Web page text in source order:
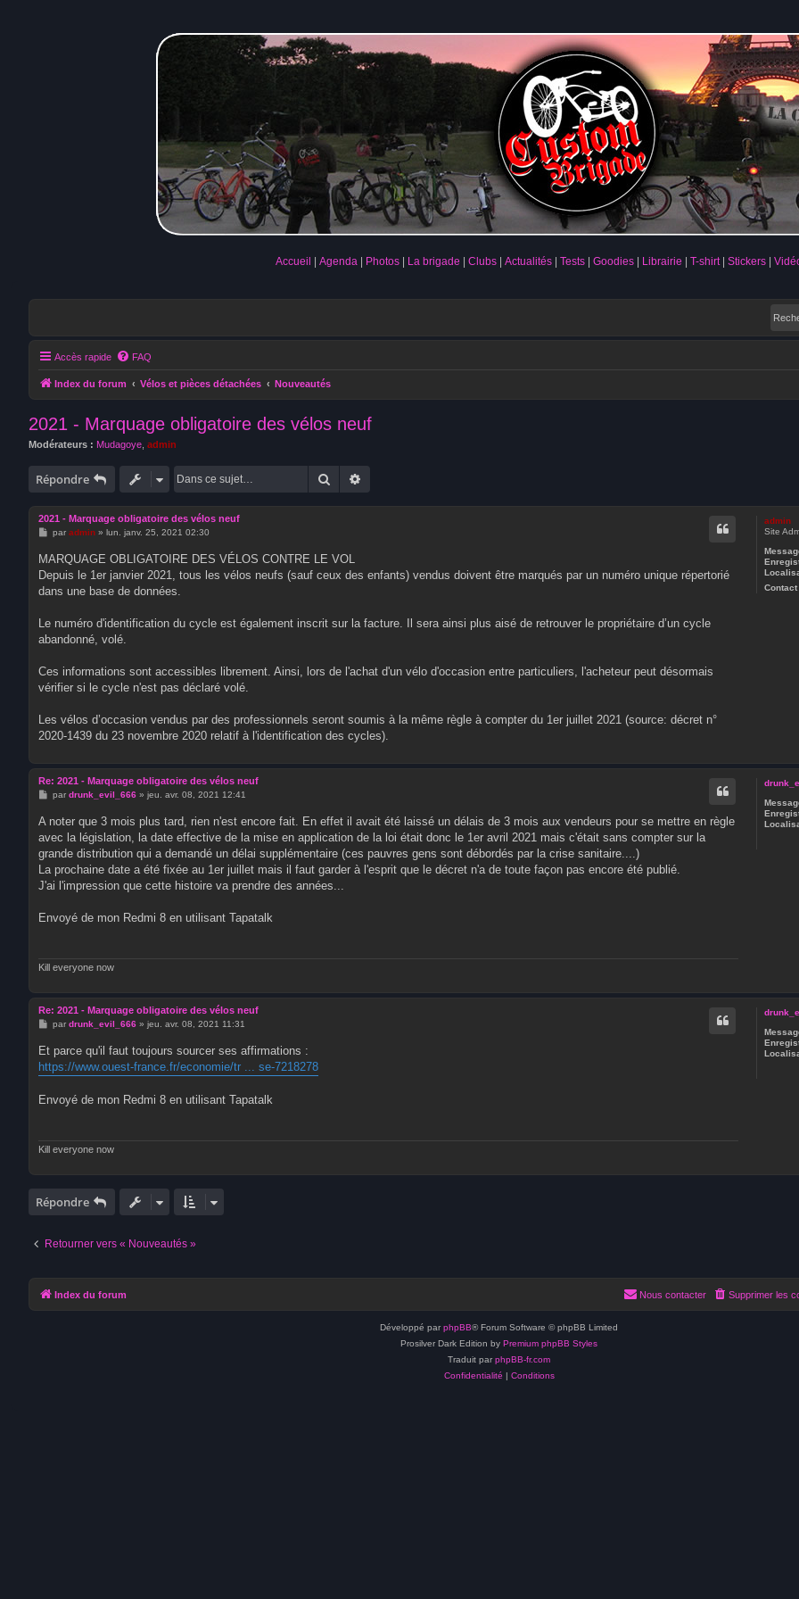
Accueil Agenda Photos La brigade Clubs Actualités Tests Goodies Librairie T-shirt Stickers
Accès rapide FAQ
Index du forum Vélos et pièces détachées Nouveautés
2021 - Marquage obligatoire des vélos neuf
Modérateurs : Mudagoye admin
Répondre Rechercher
admin
Site
Contact
2021 - Marquage obligatoire des vélos neuf
M
s
s
a
g
e
par admin» lun. janv. 25, 2021 02:30
MARQUAGE OBLIGATOIRE DES VÉLOS CONTRE LE VOL
Depuis le 1er janvier 2021, tous les vélos neufs (sauf ceux des enfants) vendus doivent être marqués par un numéro unique répertorié
dans une base de données.
Le numéro d'identification du cycle est également inscrit sur la facture. Il sera ainsi plus aisé de retrouver le propriétaire d’un cycle
abandonné, volé.
Ces informations sont accessibles librement. Ainsi, lors de l'achat d'un vélo d'occasion entre particuliers, l'acheteur peut désormais
vérifier si le cycle n'est pas déclaré volé.
Les vélos d’occasion vendus par des professionnels seront soumis à la même règle à compter du 1er juillet 2021 (source: décret n°
2020-1439 du 23 novembre 2020 relatif à l'identification des cycles).
Re: 2021 - Marquage obligatoire des vélos neuf
M
s
a
e
par drunk_evil_666» jeu. avr. 08, 2021 12:41
A noter que 3 mois plus tard, rien n'est encore fait. En effet il avait été laissé un délais de 3 mois aux vendeurs pour se mettre en règle
avec la législation, la date effective de la mise en application de la loi était donc le 1er avril 2021 mais c'était sans compter sur la
grande distribution qui a demandé un délai supplémentaire (ces pauvres gens sont débordés par la crise sanitaire....)
La prochaine date a été fixée au 1er juillet mais il faut garder à l'esprit que le décret n'a de toute façon pas encore été publié.
J'ai l'impression que cette histoire va prendre des années...
Envoyé de mon Redmi 8 en utilisant Tapatalk
Kill everyone now
Re: 2021 - Marquage obligatoire des vélos neuf
M
s
a
g
par drunk_evil_666» jeu. avr. 08, 2021 11:31
Et parce qu'il faut toujours sourcer ses affirmations :
https://www.ouest-france.fr/economie/tr ... se-7218278
Envoyé de mon Redmi 8 en utilisant Tapatalk
Kill everyone now
Répondre
Retourner vers « Nouveautés »
Index du forum Supprimer les
Nous contacter
Développé par phpBB® Forum Software © phpBB Limited
Prosilver Dark Edition by Premium phpBB Styles
Traduit par phpBB-fr.com
Confidentialité | Conditions